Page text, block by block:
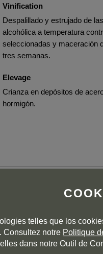
Vinification
Despalillado y estrujado de
alcohólica a temperatura
seleccionadas y maceración
tres semanas.
Elevage
Crianza en depósitos de
hormigón.
The palate is
tannins; a concentrated
telles que los
Consultez notre Politique
dans notre Outil de